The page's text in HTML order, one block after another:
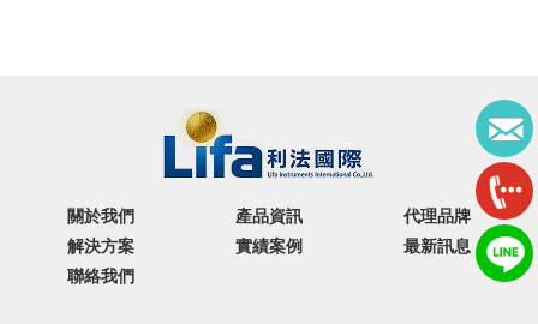
關於我們 產品資訊
代理品牌
解決方案
實績案例
最新訊息
聯絡我們